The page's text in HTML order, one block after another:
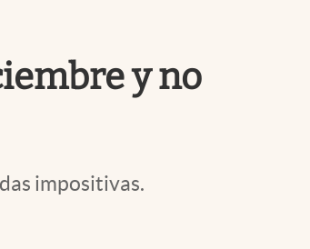
y no
impositivas.